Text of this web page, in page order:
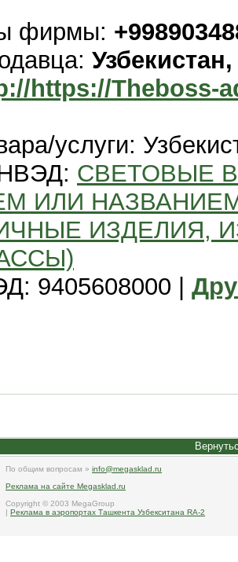
фирмы:
https://Theboss-
услуги:
СВЕТОВЫЕ
ИЛИ
ИЗДЕЛИЯ,
9405608000 |
По общим вопросам » info@megasklad.ru
Реклама на сайте Megasklad.ru
Copyright © 2003 MegaGroup
| Реклама в аэропортах Ташкента Узбекситана RA-2